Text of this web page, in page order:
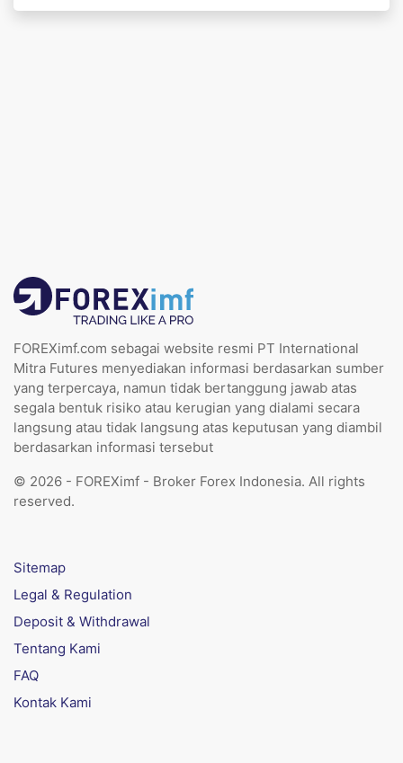
FOREXimf.com sebagai website resmi PT International
Mitra Futures menyediakan informasi berdasarkan sumber
yang terpercaya, namun tidak bertanggung jawab atas
segala bentuk risiko atau kerugian yang dialami secara
langsung atau tidak langsung atas keputusan yang diambil
berdasarkan informasi tersebut
© 2026 - FOREXimf - Broker Forex Indonesia. All rights
reserved.
Sitemap
Legal & Regulation
Deposit & Withdrawal
Tentang Kami
FAQ
Kontak Kami